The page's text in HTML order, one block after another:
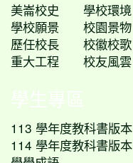
美崙校史
學校環境
學校願景
校園景物
歷任校長
校徽校歌
重大工程
校友風雲
學生專區
113 學年度教科書版本
114 學年度教科書版本